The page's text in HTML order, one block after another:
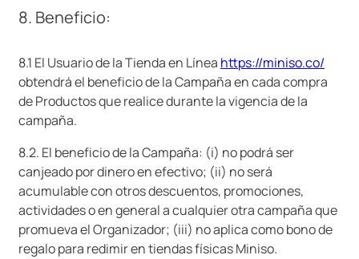
8. Beneficio:
8.1 El Usuario de la Tienda en Línea https://miniso.co/
obtendrá el beneficio de la Campaña en cada compra
de Productos que realice durante la vigencia de la
campaña.
8.2. El beneficio de la Campaña: (i) no podrá ser
canjeado por dinero en efectivo; (ii) no será
acumulable con otros descuentos, promociones,
actividades o en general a cualquier otra campaña que
promueva el Organizador; (iii) no aplica como bono de
regalo para redimir en tiendas físicas Miniso.